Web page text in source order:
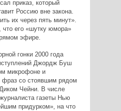
приказ, который
Россию вне закона.
их через пять минут».
что его «шутку юмора»
эфире.
гонки 2000 года
Джордж Буш
микрофоне и
фраз со стоявшим рядом
Чейни. В числе
газеты Нью
придурком», на что